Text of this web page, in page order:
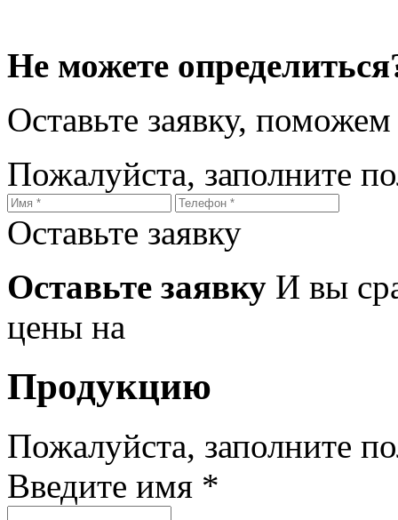
Не можете
Оставьте заявку,
Пожалуйста, заполните
Оставьте заявку
Оставьте заявку И вы
цены на
Продукцию
Пожалуйста, заполните
Введите имя *